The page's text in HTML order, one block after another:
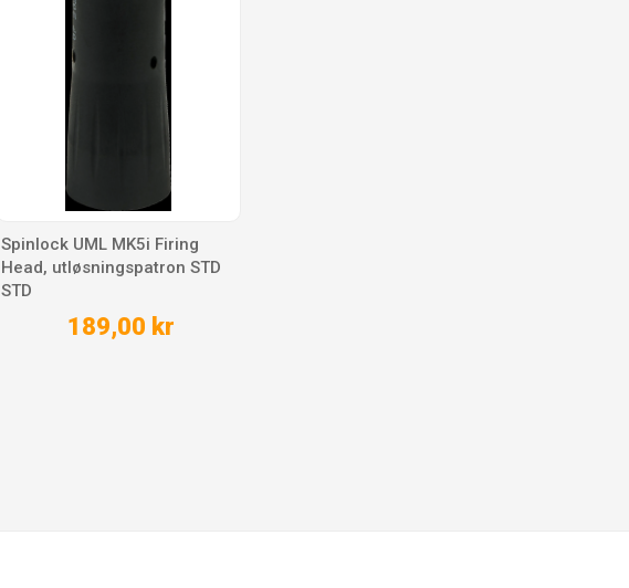
Spinlock UML MK5i Firing
Head, utløsningspatron STD
STD
189,00 kr